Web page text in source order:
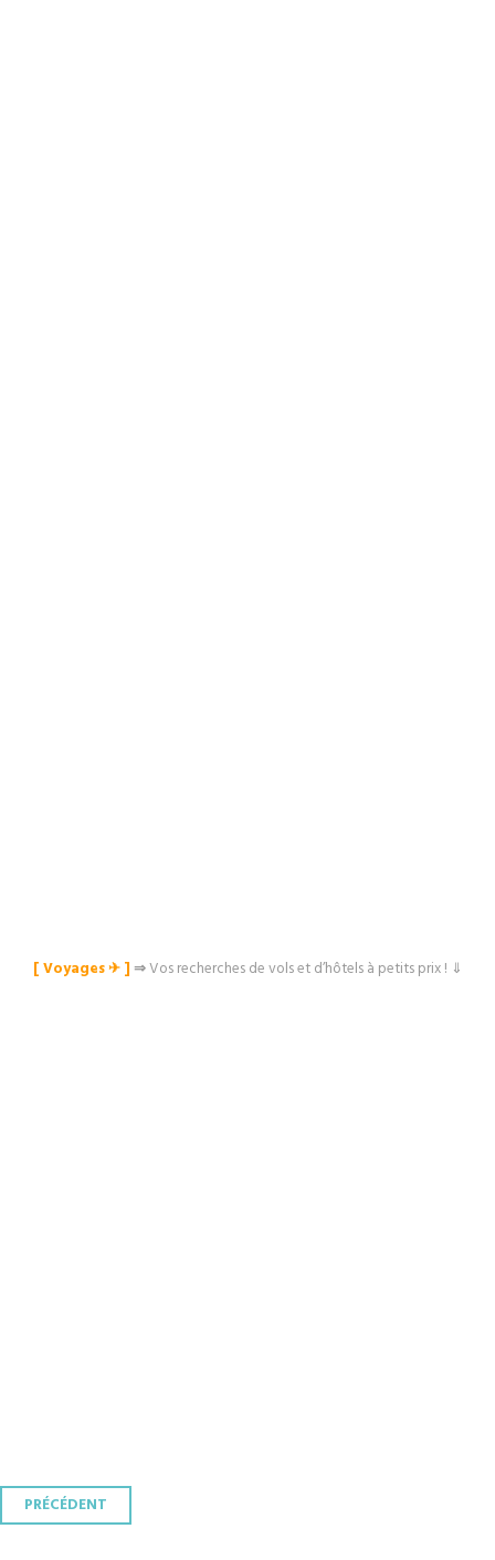
[ Voyages ✈︎ ]⇒Vos recherches de vols et d’hôtels à petits prix ! ⇓
Navigation
PRÉCÉDENT